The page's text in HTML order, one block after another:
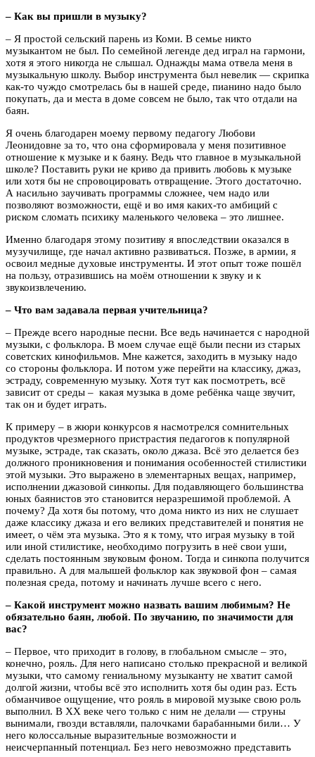
– Как вы пришли в музыку?
– Я простой сельский парень из Коми. В семье никто
музыкантом не был. По семейной легенде дед играл на гармони,
хотя я этого никогда не слышал. Однажды мама отвела меня в
музыкальную школу. Выбор инструмента был невелик — скрипка
как-то чуждо смотрелась бы в нашей среде, пианино надо было
покупать, да и места в доме совсем не было, так что отдали на
баян.
Я очень благодарен моему первому педагогу Любови
Леонидовне за то, что она сформировала у меня позитивное
отношение к музыке и к баяну. Ведь что главное в музыкальной
школе? Поставить руки не криво да привить любовь к музыке
или хотя бы не спровоцировать отвращение. Этого достаточно.
А насильно заучивать программы сложнее, чем надо или
позволяют возможности, ещё и во имя каких-то амбиций с
риском сломать психику маленького человека – это лишнее.
Именно благодаря этому позитиву я впоследствии оказался в
музучилище, где начал активно развиваться. Позже, в армии, я
освоил медные духовые инструменты. И этот опыт тоже пошёл
на пользу, отразившись на моём отношении к звуку и к
звукоизвлечению.
– Что вам задавала первая учительница?
– Прежде всего народные песни. Все ведь начинается с народной
музыки, с фольклора. В моем случае ещё были песни из старых
советских кинофильмов. Мне кажется, заходить в музыку надо
со стороны фольклора. И потом уже перейти на классику, джаз,
эстраду, современную музыку. Хотя тут как посмотреть, всё
зависит от среды – какая музыка в доме ребёнка чаще звучит,
так он и будет играть.
К примеру – в жюри конкурсов я насмотрелся сомнительных
продуктов чрезмерного пристрастия педагогов к популярной
музыке, эстраде, так сказать, около джаза. Всё это делается без
должного проникновения и понимания особенностей стилистики
этой музыки. Это выражено в элементарных вещах, например,
исполнении джазовой синкопы. Для подавляющего большинства
юных баянистов это становится неразрешимой проблемой. А
почему? Да хотя бы потому, что дома никто из них не слушает
даже классику джаза и его великих представителей и понятия не
имеет, о чём эта музыка. Это я к тому, что играя музыку в той
или иной стилистике, необходимо погрузить в неё свои уши,
сделать постоянным звуковым фоном. Тогда и синкопа получится
правильно. А для малышей фольклор как звуковой фон – самая
полезная среда, потому и начинать лучше всего с него.
– Какой инструмент можно назвать вашим любимым? Не
обязательно баян, любой. По звучанию, по значимости для
вас?
– Первое, что приходит в голову, в глобальном смысле – это,
конечно, рояль. Для него написано столько прекрасной и великой
музыки, что самому гениальному музыканту не хватит самой
долгой жизни, чтобы всё это исполнить хотя бы один раз. Есть
обманчивое ощущение, что рояль в мировой музыке свою роль
выполнил. В XX веке чего только с ним не делали — струны
вынимали, гвозди вставляли, палочками барабанными били… У
него колоссальные выразительные возможности и
неисчерпанный потенциал. Без него невозможно представить